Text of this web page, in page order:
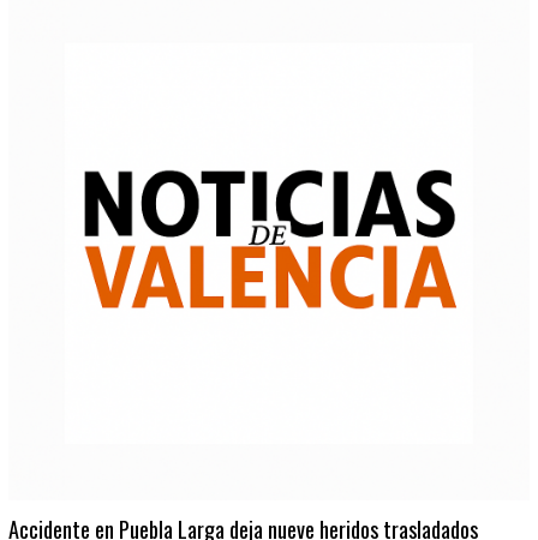
Accidente en Puebla Larga deja nueve heridos trasladados